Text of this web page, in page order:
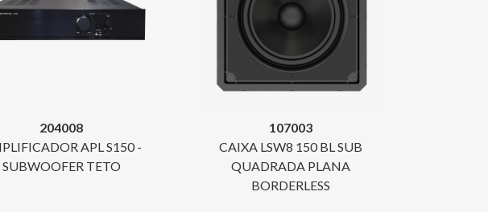
204008
APL S150 -
SUBWOOFER TETO
107003
CAIXA LSW8 150 BL SUB
QUADRADA PLANA
BORDERLESS